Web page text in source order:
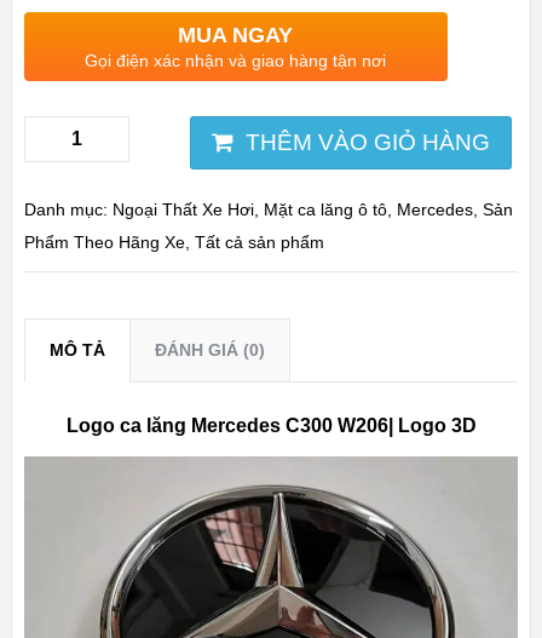
MUA NGAY
Gọi điện xác nhận và giao hàng tận nơi
THÊM VÀO GIỎ HÀNG
Danh mục: Ngoại Thất Xe Hơi, Mặt ca lăng ô tô, Mercedes, Sản
Phẩm Theo Hãng Xe, Tất cả sản phẩm
MÔ TẢ ĐÁNH GIÁ (0)
Logo ca lăng Mercedes C300 W206| Logo 3D